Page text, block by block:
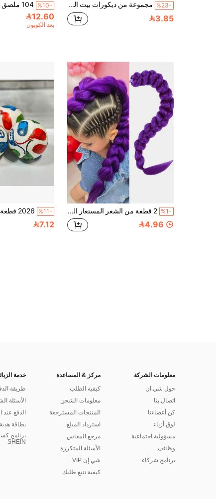
%23- مجموعة من ديكورات بيت الدمية، تشمل حلمات صغيرة، مصاصات، زجاجات أطفال صغيرة، إكسسوارات مشهد صغير وإكسسوارات تصوير، جميعها واقعية جدًا. المشهد الصغير له تأثير تناسق ممتاز.
3.85
%10-
12.60
بعد الكوبون
%1- 2 قطعة من الشعر المستعار التنكري، ربطة شعر مطاطية بضفيرة ملونة، شعر اصطناعي مضفر مسبقًا باللون البنفسجي/الأحمر/الأحمر الوردي، إكسسوارات شعر بتدرج قوس ملون - ضروري للحفلات، ضفيرة ذيل حصان، خيارات متعددة الألوان باللون الوردي والأزرق والبنفسجي - شعر مستعار اصطناعي خفيف الوزن ومتين، مناسب للمهرجانات والحفلات والمناسبات الخاصة، لعب أدوار شخصيات الأنمي، تحتاج إلى تضفير بنفسك، إكسسوارات تنكرية على الطراز الكوري
4.96
%11-
7.12
معلومات الشركة
حول شي ان
اتصال بنا
كن أعضاءنا
لوق أزياء
مسؤولية اجتماعية
وظائف
برنامج شركاء
مركز & المساعدة
كيفية الطلب
معلومات الشحن
المنتجات المسترجعة
استرداد المبلغ
مرجع المقاس
الأسئلة المتكررة
شي إن VIP
كيفية تتبع طلبك
خدمة
طريقة
الأسئلة
الدفع عند
بطاقة هدية
برنامج
SHEIN